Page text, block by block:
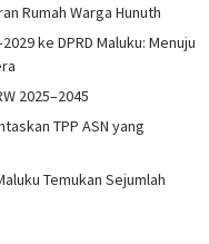
Rumah Warga Hunuth
ke DPRD Maluku: Menuju
2025–2045
TPP ASN yang
Temukan Sejumlah